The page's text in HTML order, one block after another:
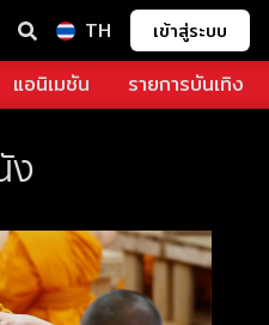
TH เข้าสู่ระบบ
แอนิเมชัน รายการบันเทิง
ง